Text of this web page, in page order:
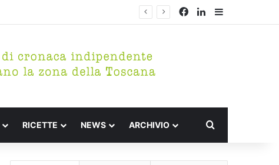
Facebook
LinkedIn
RICETTE NEWS ARCHIVIO